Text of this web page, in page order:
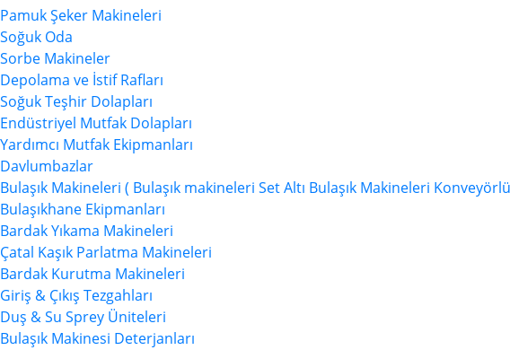
Pamuk Şeker Makineleri
Soğuk Oda
Sorbe Makineler
Depolama ve İstif Rafları
Soğuk Teşhir Dolapları
Endüstriyel Mutfak Dolapları
Yardımcı Mutfak Ekipmanları
Davlumbazlar
Bulaşık Makineleri ( Bulaşık makineleri Set Altı Bulaşık Makineleri
Bulaşıkhane Ekipmanları
Bardak Yıkama Makineleri
Çatal Kaşık Parlatma Makineleri
Bardak Kurutma Makineleri
Giriş & Çıkış Tezgahları
Duş & Su Sprey Üniteleri
Bulaşık Makinesi Deterjanları